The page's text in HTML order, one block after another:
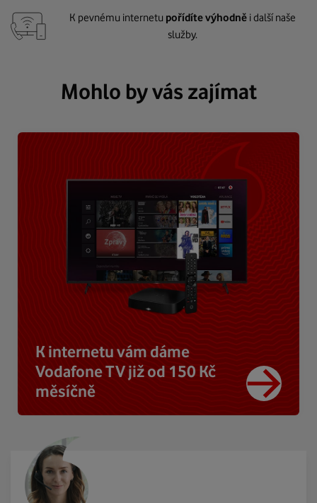
K pevnému internetu pořídíte výhodně i další naše
služby.
Mohlo by vás zajímat
K internetu vám dáme
Vodafone TV již od 150 Kč
měsíčně